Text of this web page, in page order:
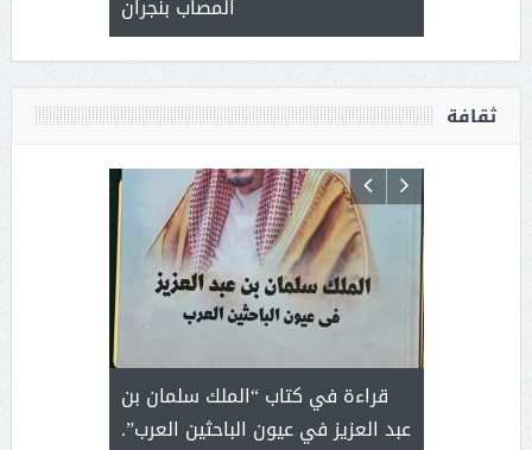
المصاب بنجران
ثقافة
قراءة في كتاب “الملك سلمان بن
عبد العزيز في عيون الباحثين العرب”.